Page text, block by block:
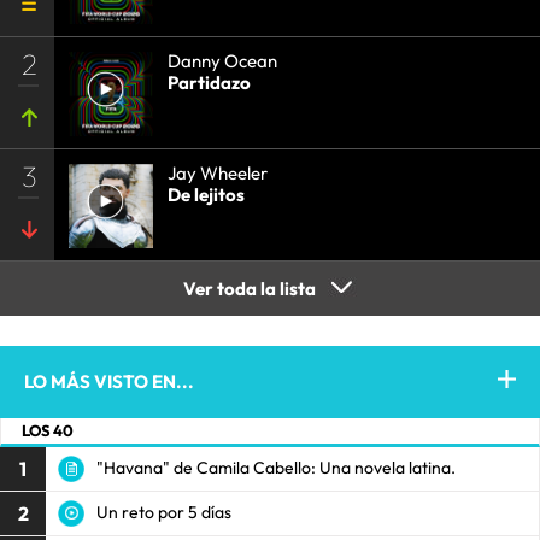
2
Danny Ocean
Partidazo
3
Jay Wheeler
De lejitos
Ver toda la lista
LO MÁS VISTO EN...
LOS 40
1 "Havana" de Camila Cabello: Una novela latina.
2 Un reto por 5 días